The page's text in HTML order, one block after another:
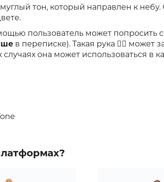
тон, который направлен к
пользователь может попросить
в переписке). Такая рука 👆🏽 может
случаях она может использоваться в